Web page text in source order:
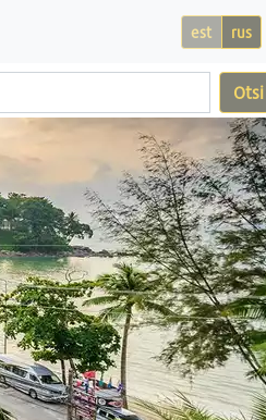
est rus
Otsi